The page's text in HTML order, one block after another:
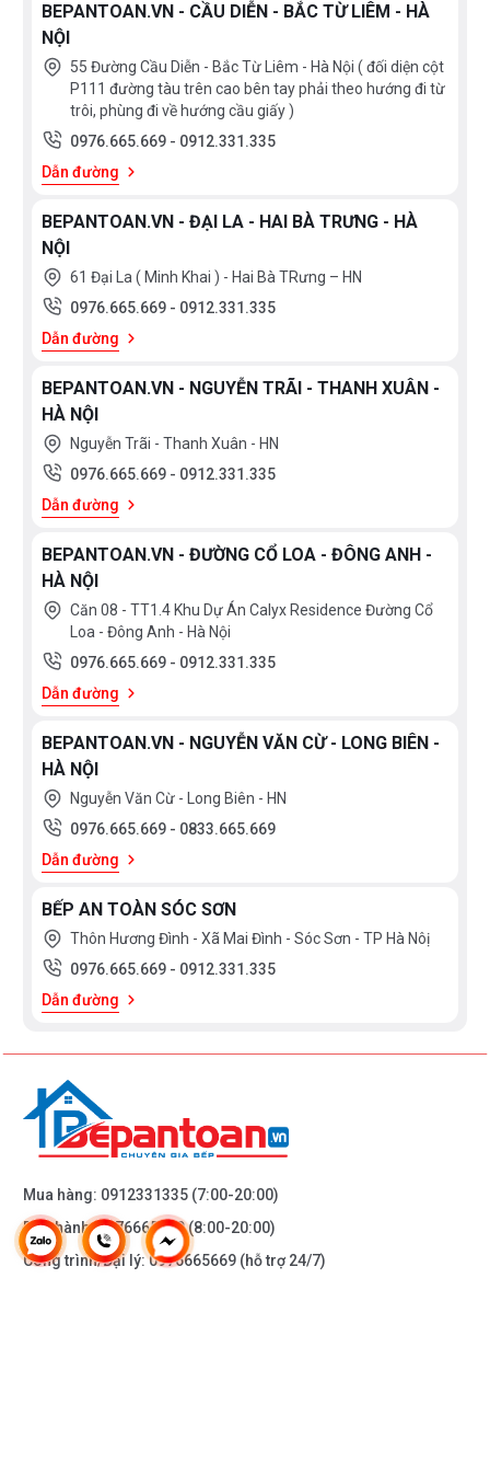
bạc
SUS304
+ Kính
cường
Chrome,
đen
mạ
Vibran
PVD
Đá
Granite
Đồng
crome
SUS430
SUS304
BEPANTOAN.VN - CẦU DIỄN - BẮC TỪ LIÊM - HÀ
NỘI
55 Đường Cầu Diễn - Bắc Từ Liêm - Hà Nội ( đối diện cột
P111 đường tàu trên cao bên tay phải theo hướng đi từ
trôi, phùng đi về hướng cầu giấy )
0976.665.669 - 0912.331.335
Dẫn đường
BEPANTOAN.VN - ĐẠI LA - HAI BÀ TRƯNG - HÀ
NỘI
61 Đại La ( Minh Khai ) - Hai Bà TRưng – HN
0976.665.669 - 0912.331.335
Dẫn đường
BEPANTOAN.VN - NGUYỄN TRÃI - THANH XUÂN -
HÀ NỘI
Nguyễn Trãi - Thanh Xuân - HN
0976.665.669 - 0912.331.335
Dẫn đường
BEPANTOAN.VN - ĐƯỜNG CỔ LOA - ĐÔNG ANH -
HÀ NỘI
Căn 08 - TT1.4 Khu Dự Án Calyx Residence Đường Cổ
Loa - Đông Anh - Hà Nội
0976.665.669 - 0912.331.335
Dẫn đường
BEPANTOAN.VN - NGUYỄN VĂN CỪ - LONG BIÊN -
HÀ NỘI
Nguyễn Văn Cừ - Long Biên - HN
0976.665.669 - 0833.665.669
Dẫn đường
BẾP AN TOÀN SÓC SƠN
Thôn Hương Đình - Xã Mai Đình - Sóc Sơn - TP Hà Nôị
0976.665.669 - 0912.331.335
Dẫn đường
Mua hàng: 0912331335 (7:00-20:00)
Bảo hành:0976665669(8:00-20:00)
Công trình/Đại lý:0976665669 (hỗ trợ 24/7)